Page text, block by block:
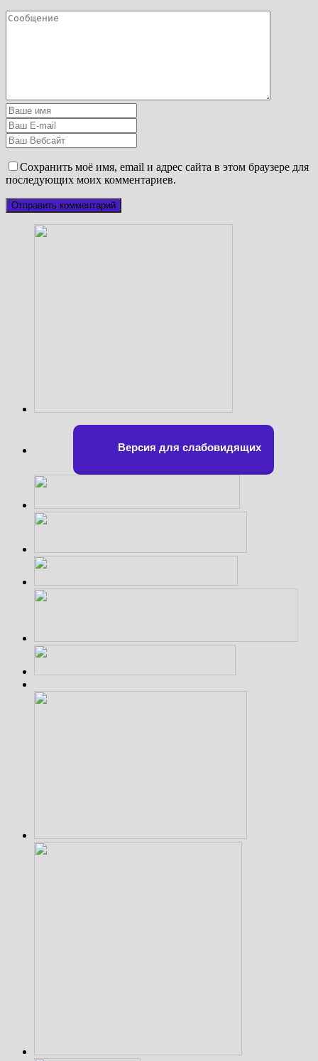
Сохранить моё имя, email и адрес сайта в этом браузере для
последующих моих комментариев.
Версия для слабовидящих